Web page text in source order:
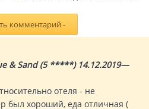
& Sand (5 *****) 14.12.2019—
отеля - не
был хороший, еда отличная (